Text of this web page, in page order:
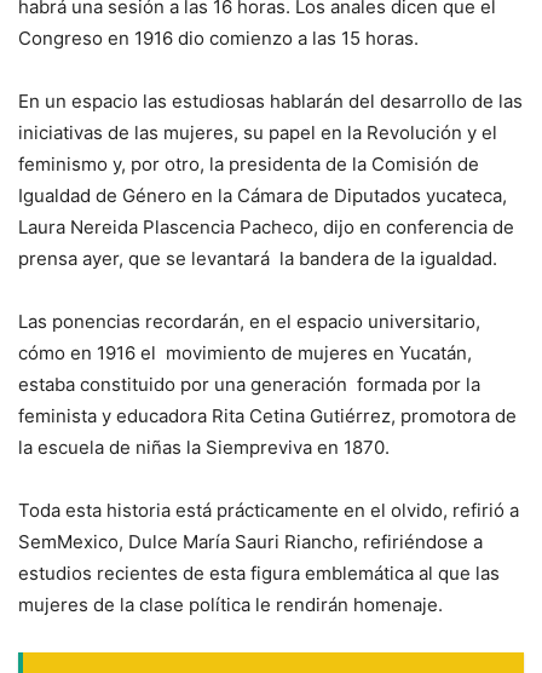
habrá una sesión a las 16 horas. Los anales dicen que el
Congreso en 1916 dio comienzo a las 15 horas.
En un espacio las estudiosas hablarán del desarrollo de las
iniciativas de las mujeres, su papel en la Revolución y el
feminismo y, por otro, la presidenta de la Comisión de
Igualdad de Género en la Cámara de Diputados yucateca,
Laura Nereida Plascencia Pacheco, dijo en conferencia de
prensa ayer, que se levantará la bandera de la igualdad.
Las ponencias recordarán, en el espacio universitario,
cómo en 1916 el movimiento de mujeres en Yucatán,
estaba constituido por una generación formada por la
feminista y educadora Rita Cetina Gutiérrez, promotora de
la escuela de niñas la Siempreviva en 1870.
Toda esta historia está prácticamente en el olvido, refirió a
SemMexico, Dulce María Sauri Riancho, refiriéndose a
estudios recientes de esta figura emblemática al que las
mujeres de la clase política le rendirán homenaje.